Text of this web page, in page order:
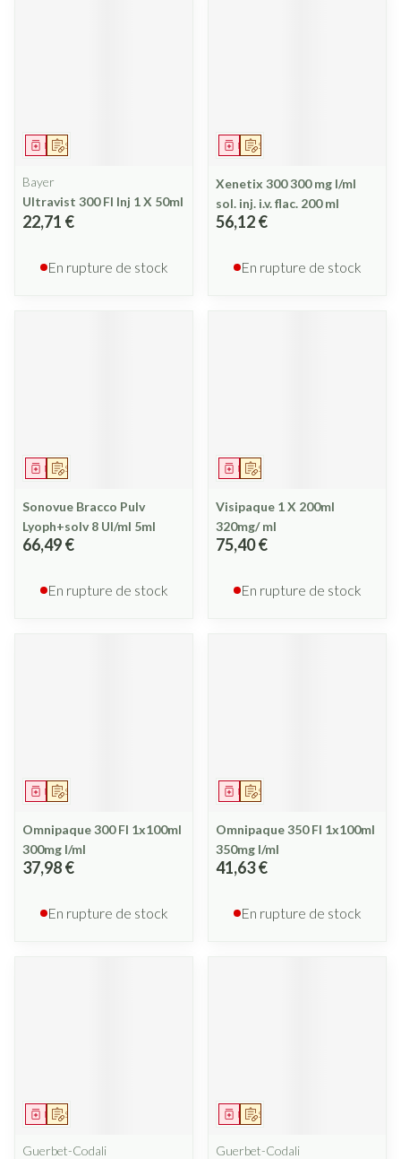
Sur prescription
Médicament
Bayer
Ultravist 300 Fl Inj 1 X 50ml
22,71 €
En rupture de stock
Sur prescription
Médicament
Xenetix 300 300 mg I/ml
sol. inj. i.v. flac. 200 ml
56,12 €
En rupture de stock
Sur prescription
Médicament
Sonovue Bracco Pulv
Lyoph+solv 8 Ul/ml 5ml
66,49 €
En rupture de stock
Sur prescription
Médicament
Visipaque 1 X 200ml
320mg/ ml
75,40 €
En rupture de stock
Sur prescription
Médicament
Omnipaque 300 Fl 1x100ml
300mg I/ml
37,98 €
En rupture de stock
Sur prescription
Médicament
Omnipaque 350 Fl 1x100ml
350mg I/ml
41,63 €
En rupture de stock
Sur prescription
Médicament
Guerbet-Codali
Sur prescription
Médicament
Guerbet-Codali